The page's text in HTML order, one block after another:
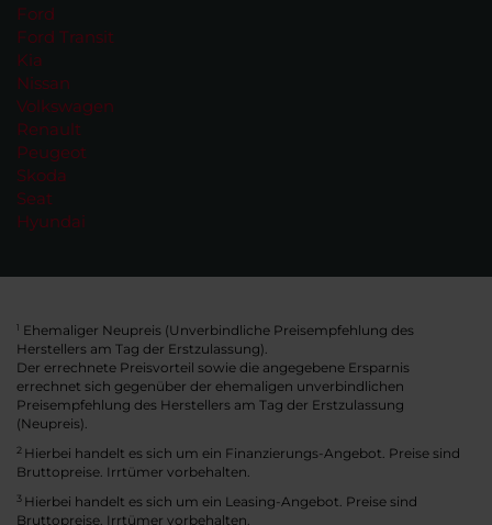
Ford
Ford Transit
Kia
Nissan
Volkswagen
Renault
Peugeot
Skoda
Seat
Hyundai
1 Ehemaliger Neupreis (Unverbindliche Preisempfehlung des
Herstellers am Tag der Erstzulassung).
Der errechnete Preisvorteil sowie die angegebene Ersparnis
errechnet sich gegenüber der ehemaligen unverbindlichen
Preisempfehlung des Herstellers am Tag der Erstzulassung
(Neupreis).
2 Hierbei handelt es sich um ein Finanzierungs-Angebot. Preise sind
Bruttopreise. Irrtümer vorbehalten.
3 Hierbei handelt es sich um ein Leasing-Angebot. Preise sind
Bruttopreise. Irrtümer vorbehalten.